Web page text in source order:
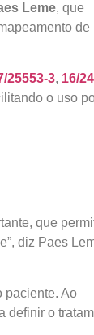
Leme, que
de
25553-3, 16/
o uso
que
diz Paes
paciente. Ao
definir o